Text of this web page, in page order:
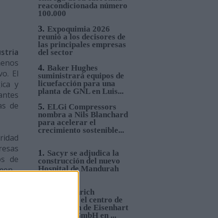
El
y
de
de
reacondicionada número
100.000
3. Expoquimia 2026
reunió a los decisores de
las principales empresas
del sector
4. Baker Hughes
suministrará equipos de
licuefacción para una
planta de GNL en Luis...
5. ELGi Compressors
nombra a Nils Blanchard
para acelerar el
crecimiento sostenible...
1. Sacyr se adjudica la
construcción del nuevo
Hospital de Mandurah
Jungheinrich
automatiza el centro de
distribución de Eisenhart
Laeppché GmbH en ...